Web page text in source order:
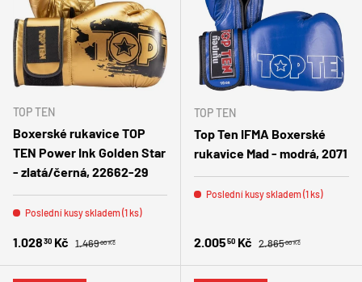
TOP TEN
Boxerské rukavice TOP
TEN Power Ink Golden Star
- zlatá/černá, 22662-29
Poslední kusy skladem (1 ks)
Zlevněná cena
1.02830 Kč Běžná cena
1.46900 Kč
TOP TEN
Top Ten IFMA Boxerské
rukavice Mad - modrá, 2071
Poslední kusy skladem (1 ks)
Zlevněná cena
2.00550 Kč Běžná cena
2.86500 Kč